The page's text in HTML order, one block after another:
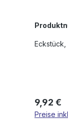
Eckstück,
9,92 €
Preise